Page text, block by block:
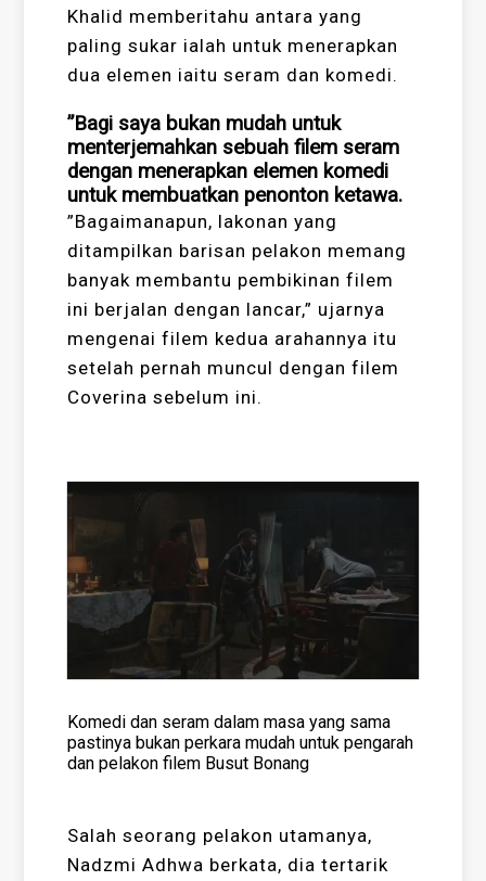
Khalid memberitahu antara yang
paling sukar ialah untuk menerapkan
dua elemen iaitu seram dan komedi.
”Bagi saya bukan mudah untuk
menterjemahkan sebuah filem seram
dengan menerapkan elemen komedi
untuk membuatkan penonton ketawa.
”Bagaimanapun, lakonan yang
ditampilkan barisan pelakon memang
banyak membantu pembikinan filem
ini berjalan dengan lancar,” ujarnya
mengenai filem kedua arahannya itu
setelah pernah muncul dengan filem
Coverina sebelum ini.
Komedi dan seram dalam masa yang sama
pastinya bukan perkara mudah untuk pengarah
dan pelakon filem Busut Bonang
Salah seorang pelakon utamanya,
Nadzmi Adhwa berkata, dia tertarik